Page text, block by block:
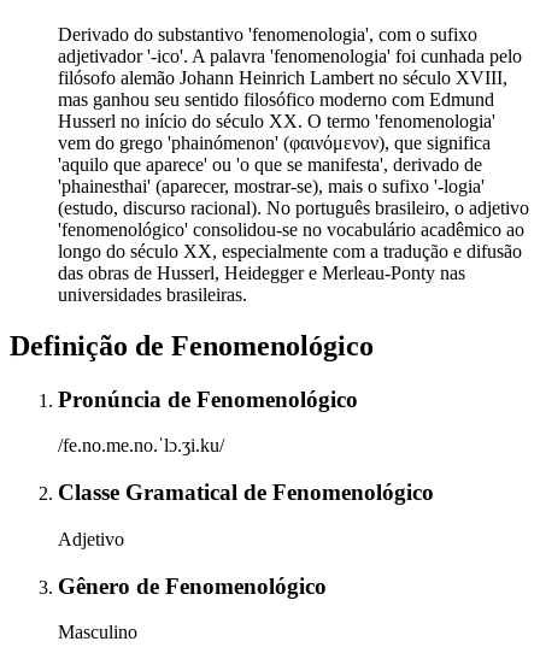
Derivado do substantivo 'fenomenologia', com o sufixo
adjetivador '-ico'. A palavra 'fenomenologia' foi cunhada pelo
filósofo alemão Johann Heinrich Lambert no século XVIII,
mas ganhou seu sentido filosófico moderno com Edmund
Husserl no início do século XX. O termo 'fenomenologia'
vem do grego 'phainómenon' (φαινόμενον), que significa
'aquilo que aparece' ou 'o que se manifesta', derivado de
'phainesthai' (aparecer, mostrar-se), mais o sufixo '-logia'
(estudo, discurso racional). No português brasileiro, o adjetivo
'fenomenológico' consolidou-se no vocabulário acadêmico ao
longo do século XX, especialmente com a tradução e difusão
das obras de Husserl, Heidegger e Merleau-Ponty nas
universidades brasileiras.
Definição de Fenomenológico
Pronúncia de Fenomenológico
/fe.no.me.no.ˈlɔ.ʒi.ku/
Classe Gramatical de Fenomenológico
Adjetivo
Gênero de Fenomenológico
Masculino